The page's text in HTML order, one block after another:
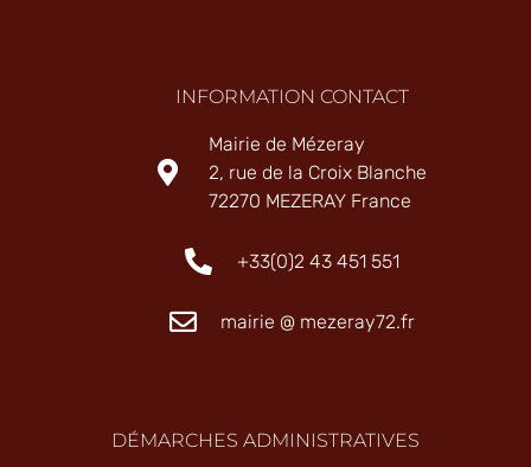
INFORMATION CONTACT
Mairie de Mézeray
2, rue de la Croix Blanche
72270 MEZERAY France
+33(0)2 43 451 551
mairie @ mezeray72.fr
DÉMARCHES ADMINISTRATIVES